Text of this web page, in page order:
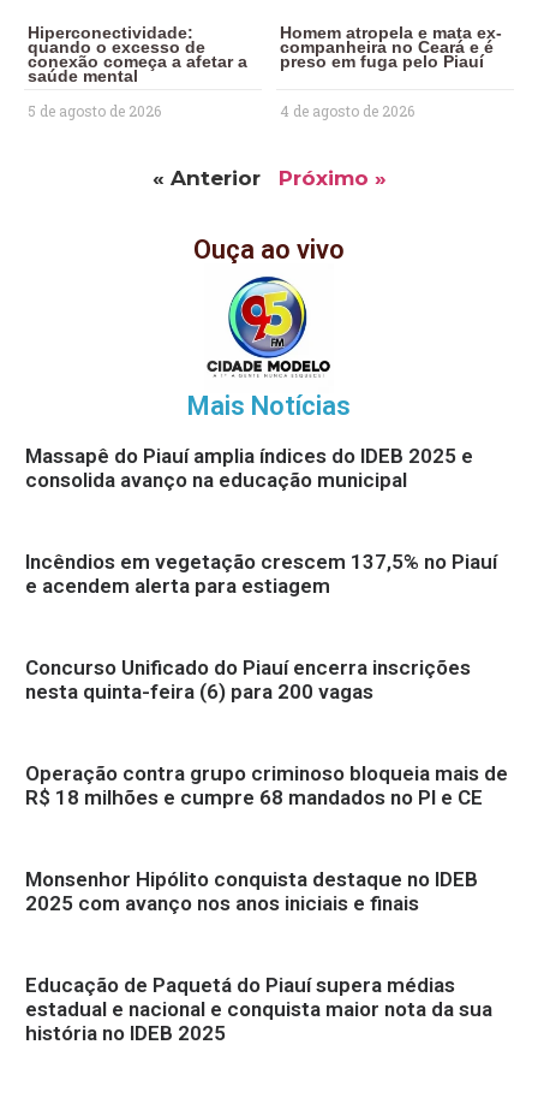
Hiperconectividade:
quando o excesso de
conexão começa a afetar a
saúde mental
5 de agosto de 2026
Homem atropela e mata ex-
companheira no Ceará e é
preso em fuga pelo Piauí
4 de agosto de 2026
« Anterior Próximo »
Ouça ao vivo
Mais Notícias
Massapê do Piauí amplia índices do IDEB 2025 e
consolida avanço na educação municipal
Incêndios em vegetação crescem 137,5% no Piauí
e acendem alerta para estiagem
Concurso Unificado do Piauí encerra inscrições
nesta quinta-feira (6) para 200 vagas
Operação contra grupo criminoso bloqueia mais de
R$ 18 milhões e cumpre 68 mandados no PI e CE
Monsenhor Hipólito conquista destaque no IDEB
2025 com avanço nos anos iniciais e finais
Educação de Paquetá do Piauí supera médias
estadual e nacional e conquista maior nota da sua
história no IDEB 2025